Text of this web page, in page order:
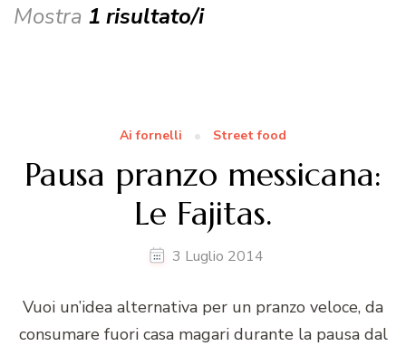
Mostra 1 risultato/i
Ai fornelli Street food
Pausa pranzo messicana:
Le Fajitas.
3 Luglio 2014
Vuoi un’idea alternativa per un pranzo veloce, da
consumare fuori casa magari durante la pausa dal